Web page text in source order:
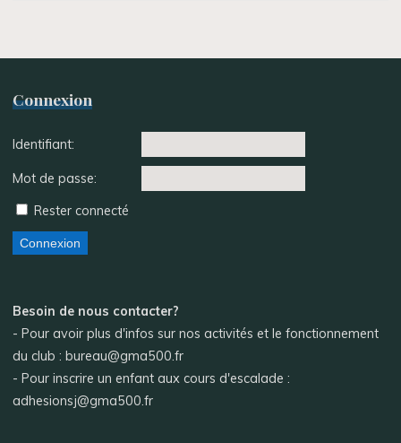
Connexion
Identifiant:
Mot de passe:
Rester connecté
Connexion
Besoin de nous contacter?
- Pour avoir plus d'infos sur nos activités et le fonctionnement
du club : bureau@gma500.fr
- Pour inscrire un enfant aux cours d'escalade :
adhesionsj@gma500.fr